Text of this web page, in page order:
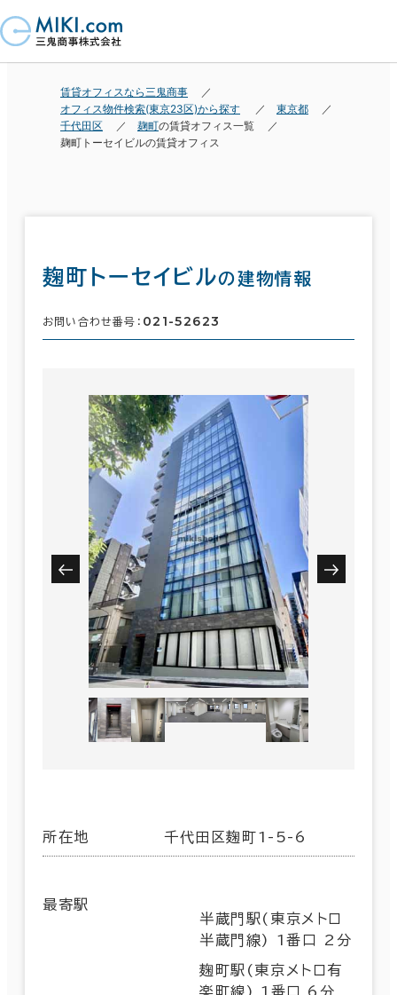
賃貸オフィスなら三鬼商事
オフィス物件検索(東京23区)から探す
東京都
千代田区
麹町の賃貸オフィス一覧
麹町トーセイビルの賃貸オフィス
麹町トーセイビルの建物情報
お問い合わせ番号： 021-52623
所在地 千代田区麹町1-5-6
最寄駅
半蔵門駅(東京メトロ
半蔵門線) 1番口 2分
麹町駅(東京メトロ有
楽町線) 1番口 6分